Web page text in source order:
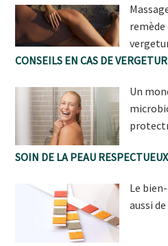
CONSEILS EN CAS DE
Un
SOIN DE LA PEAU
Le
aussi